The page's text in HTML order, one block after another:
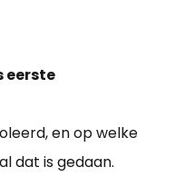
eerste
en op welke
dat is gedaan.